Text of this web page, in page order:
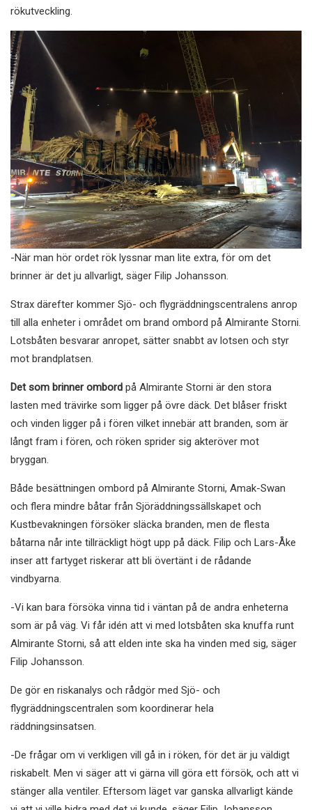
rökutveckling.
-När man hör ordet rök lyssnar man lite extra, för om det
brinner är det ju allvarligt, säger Filip Johansson.
Strax därefter kommer Sjö- och flygräddningscentralens anrop
till alla enheter i området om brand ombord på Almirante Storni.
Lotsbåten besvarar anropet, sätter snabbt av lotsen och styr
mot brandplatsen.
Det som brinner ombord på Almirante Storni är den stora
lasten med trävirke som ligger på övre däck. Det blåser friskt
och vinden ligger på i fören vilket innebär att branden, som är
långt fram i fören, och röken sprider sig akteröver mot
bryggan.
Både besättningen ombord på Almirante Storni, Amak-Swan
och flera mindre båtar från Sjöräddningssällskapet och
Kustbevakningen försöker släcka branden, men de flesta
båtarna når inte tillräckligt högt upp på däck. Filip och Lars-Åke
inser att fartyget riskerar att bli övertänt i de rådande
vindbyarna.
-Vi kan bara försöka vinna tid i väntan på de andra enheterna
som är på väg. Vi får idén att vi med lotsbåten ska knuffa runt
Almirante Storni, så att elden inte ska ha vinden med sig, säger
Filip Johansson.
De gör en riskanalys och rådgör med Sjö- och
flygräddningscentralen som koordinerar hela
räddningsinsatsen.
-De frågar om vi verkligen vill gå in i röken, för det är ju väldigt
riskabelt. Men vi säger att vi gärna vill göra ett försök, och att vi
stänger alla ventiler. Eftersom läget var ganska allvarligt kände